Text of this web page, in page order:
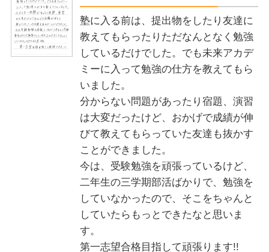
塾に入る前は、提出物をしたり友達に
教えてもらったりただなんとなく勉強
しているだけでした。でも未来アカデ
ミーに入って勉強の仕方を教えてもら
いました。
分からない問題があったり宿題、演習
は大変だったけど、おかげで成績が伸
びて教えてもらっていた友達も抜かす
ことができました。
今は、受験勉強を頑張っているけど、
二年生の三学期部活ばかりで、勉強を
していなかったので、そこをちゃんと
していたらもっとできたなと思いま
す。
第一志望合格目指して頑張ります!!